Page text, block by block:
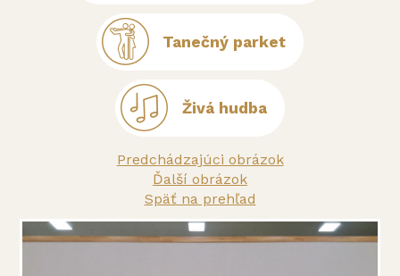
Tanečný parket
Živá hudba
Predchádzajúci obrázok
Ďalší obrázok
Späť na prehľad